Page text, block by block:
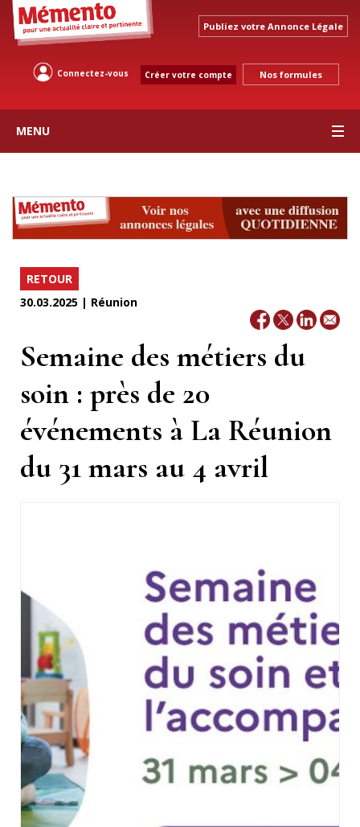
Publiez votre Annonce Légale
Connectez-vous Créer votre compte Nos formules
MENU
RETOUR
30.03.2025 | Réunion
Semaine des métiers du
soin : près de 20
événements à La Réunion
du 31 mars au 4 avril